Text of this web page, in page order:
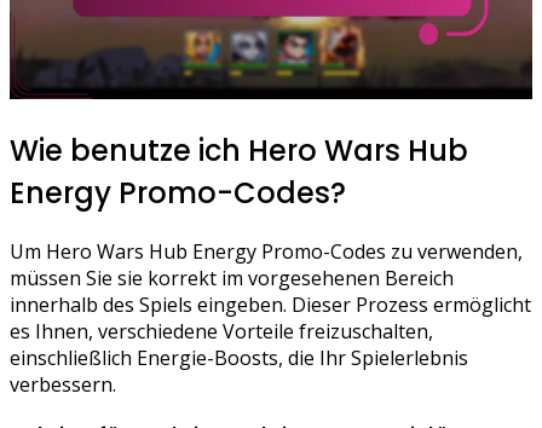
Wie benutze ich Hero Wars Hub
Energy Promo-Codes?
Um Hero Wars Hub Energy Promo-Codes zu verwenden,
müssen Sie sie korrekt im vorgesehenen Bereich
innerhalb des Spiels eingeben. Dieser Prozess ermöglicht
es Ihnen, verschiedene Vorteile freizuschalten,
einschließlich Energie-Boosts, die Ihr Spielerlebnis
verbessern.